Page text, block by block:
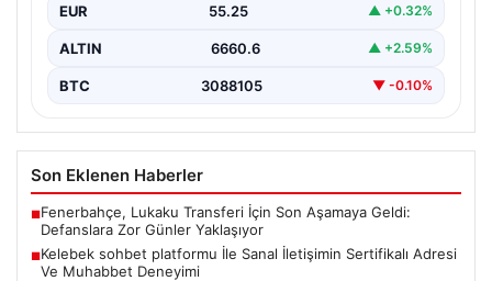
olarak…
EUR 55.25 ▲ +0.32%
ALTIN 6660.6 ▲ +2.59%
BTC 3088105 ▼ -0.10%
Son Eklenen Haberler
■Fenerbahçe, Lukaku Transferi İçin Son Aşamaya Geldi:
Defanslara Zor Günler Yaklaşıyor
■Kelebek sohbet platformu İle Sanal İletişimin Sertifikalı Adresi
Ve Muhabbet Deneyimi